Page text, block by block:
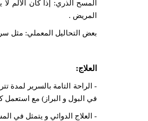
المسح الذري: إذا كان
المريض .
بعض التحاليل المعملي: مثل
العلاج:
- الراحة التامة بالسرير
في البول و البراز) مع
- العلاج الدوائي و يتمثل في